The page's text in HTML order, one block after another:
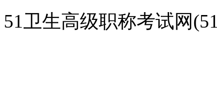
51卫生高级职称考试网